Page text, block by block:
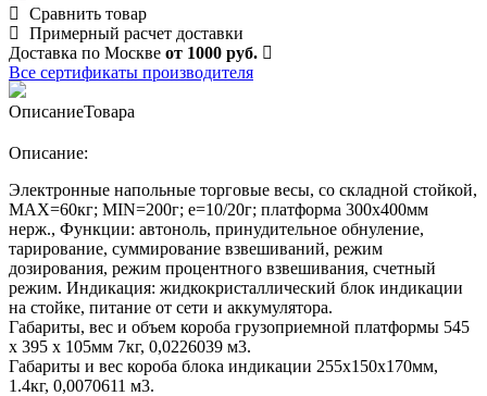
Сравнить товар
Примерный расчет доставки
Доставка по Москве от 1000 руб.
Все сертификаты производителя
ОписаниеТовара
Описание:
Электронные напольные торговые весы, со складной стойкой,
MAX=60кг; MIN=200г; e=10/20г; платформа 300х400мм
нерж., Функции: автоноль, принудительное обнуление,
тарирование, суммирование взвешиваний, режим
дозирования, режим процентного взвешивания, счетный
режим. Индикация: жидкокристаллический блок индикации
на стойке, питание от сети и аккумулятора.
Габариты, вес и объем короба грузоприемной платформы 545
х 395 х 105мм 7кг, 0,0226039 м3.
Габариты и вес короба блока индикации 255х150х170мм,
1.4кг, 0,0070611 м3.